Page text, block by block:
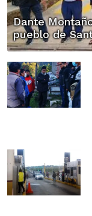
Dante
pueblo de